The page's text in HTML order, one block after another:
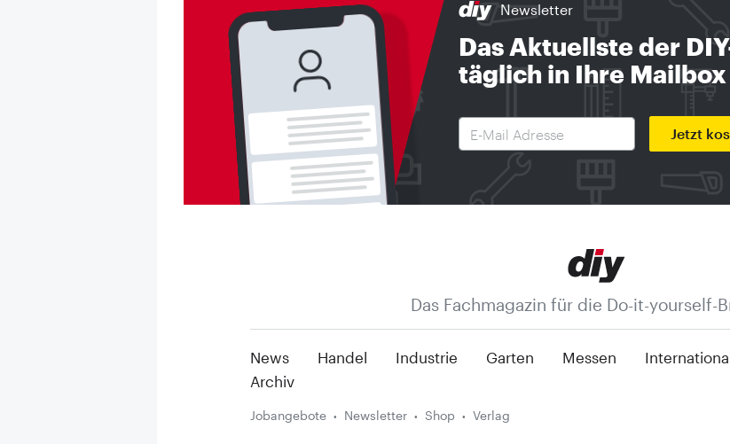
Newsletter
Das Aktuellste der
täglich in Ihre Mailbox
Jetzt
Das Fachmagazin für die Do-it-yourself-
News Handel Industrie Garten Messen
Archiv
Jobangebote Newsletter Shop Verlag